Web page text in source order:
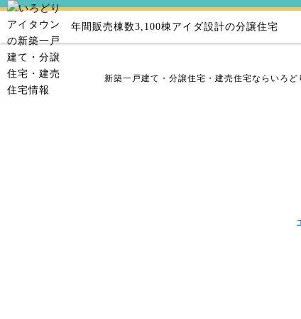
年間販売棟数3,100棟アイダ設計の分譲住宅
新築一戸建て・分譲住宅・建売住宅ならいろど